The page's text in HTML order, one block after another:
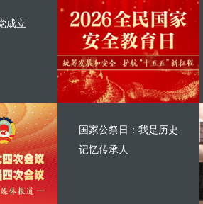
成立
国家公祭日：我是历史
记忆传承人